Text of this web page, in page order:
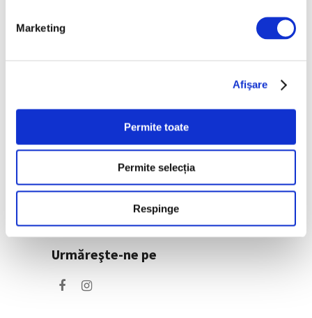
Marketing
Afişare
Permite toate
Permite selecția
Respinge
Natură
Urmăreşte-ne pe